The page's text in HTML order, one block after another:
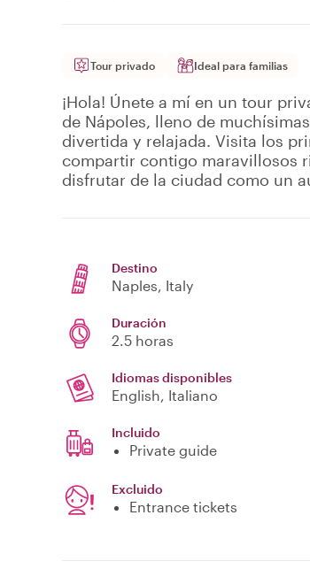
Tour privado Ideal para familias
¡Hola! Únete a mí en un tour
de Nápoles, lleno de
divertida y relajada. Visita los
compartir contigo maravillosos
disfrutar de la ciudad como un
Destino
Naples, Italy
Duración
2.5 horas
Idiomas disponibles
English, Italiano
Incluido
Private guide
Excluido
Entrance tickets